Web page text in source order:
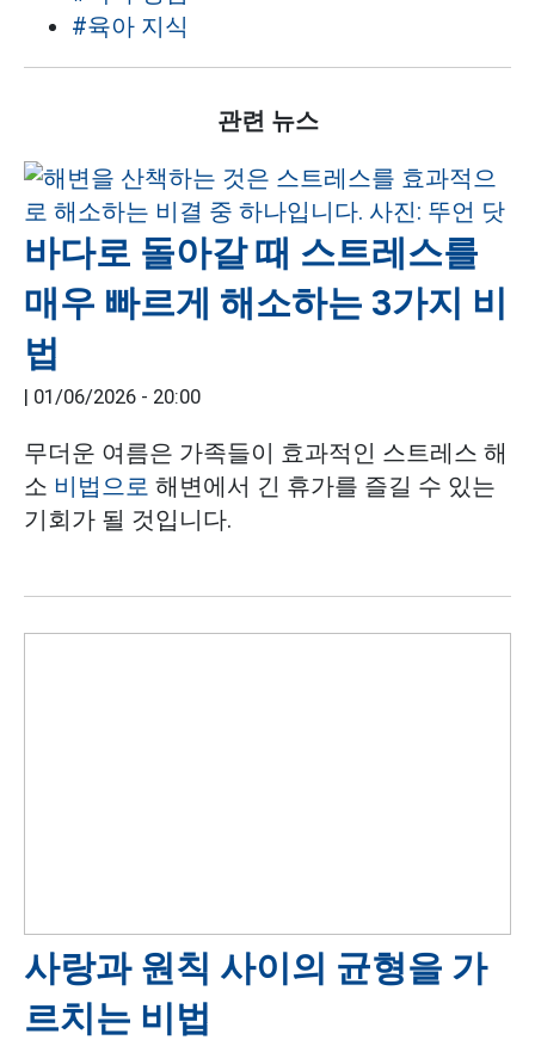
#육아 지식
관련 뉴스
바다로 돌아갈 때 스트레스를
매우 빠르게 해소하는 3가지 비
법
| 01/06/2026 - 20:00
무더운 여름은 가족들이 효과적인 스트레스 해
소 비법으로 해변에서 긴 휴가를 즐길 수 있는
기회가 될 것입니다.
사랑과 원칙 사이의 균형을 가
르치는 비법